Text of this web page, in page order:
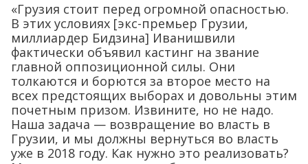
«Грузия стоит перед огромной опасностью.
В этих условиях [экс-премьер Грузии,
миллиардер Бидзина] Иванишвили
фактически объявил кастинг на звание
главной оппозиционной силы. Они
толкаются и борются за второе место на
всех предстоящих выборах и довольны этим
почетным призом. Извините, но не надо.
Наша задача — возвращение во власть в
Грузии, и мы должны вернуться во власть
уже в 2018 году. Как нужно это реализовать?